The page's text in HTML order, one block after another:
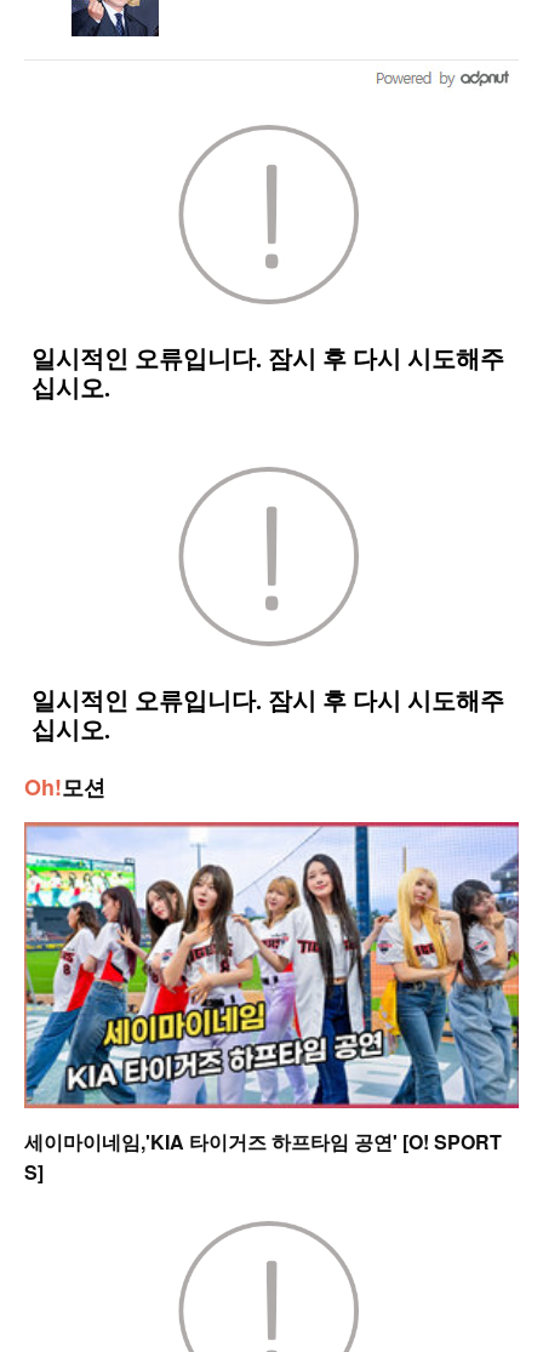
Oh!모션
세이마이네임,'KIA 타이거즈 하프타임 공연' [O! SPORT
S]